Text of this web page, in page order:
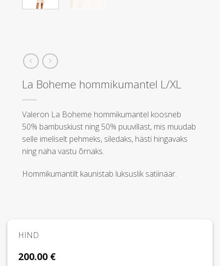
La Boheme hommikumantel L/XL
Valeron La Boheme hommikumantel koosneb
50% bambuskiust ning 50% puuvillast, mis muudab
selle imeliselt pehmeks, siledaks, hästi hingavaks
ning naha vastu õrnaks.
Hommikumantilt kaunistab luksuslik satiinäär.
HIND
200.00 €